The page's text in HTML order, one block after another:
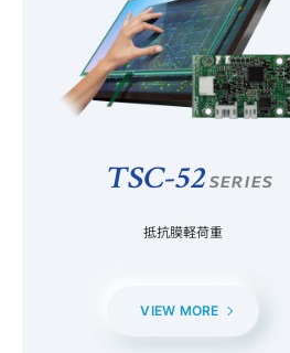
TSC-52 SERIES
抵抗膜軽荷重
VIEW MORE